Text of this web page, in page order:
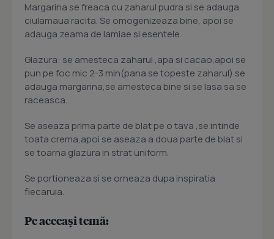
Margarina se freaca cu zaharul pudra si se adauga
ciulamaua racita. Se omogenizeaza bine, apoi se
adauga zeama de lamiae si esentele.
Glazura: se amesteca zaharul ,apa si cacao,apoi se
pun pe foc mic 2-3 min(pana se topeste zaharul) se
adauga margarina,se amesteca bine si se lasa sa se
raceasca.
Se aseaza prima parte de blat pe o tava ,se intinde
toata crema,apoi se aseaza a doua parte de blat si
se toarna glazura in strat uniform.
Se portioneaza si se orneaza dupa inspiratia
fiecaruia.
Pe aceeași temă: